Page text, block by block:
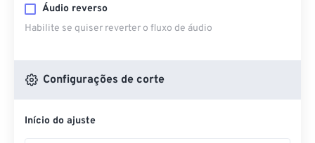
Áudio reverso
Habilite se quiser reverter o fluxo de áudio
Configurações de corte
Início do ajuste